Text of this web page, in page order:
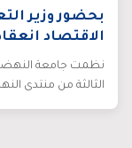
بحضور وزير
الاقتصاد
الثالثة من منتدى